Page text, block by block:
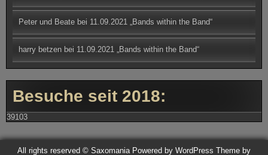
Peter und Beate bei 11.09.2021 „Bands within the Band“
harry betzen bei 11.09.2021 „Bands within the Band“
Besuche seit 2018:
39103
All rights reserved © Saxomania Powered by WordPress Theme by